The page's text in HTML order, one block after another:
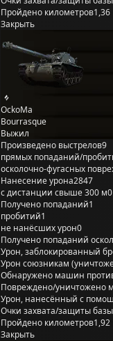
Пройдено километров1,36
Закрыть
OckoMa
Bourrasque
Выжил
Произведено выстрелов9
прямых попаданий/
осколочно-фугасных
Нанесение урона2847
с дистанции свыше 300 м0
Получено попаданий1
пробитий1
не нанёсших урон0
Получено попаданий
Урон, заблокированный
Урон союзникам
Обнаружено машин
Повреждено/уничтожено
Урон, нанесённый с
Очки захвата/защиты базы
Пройдено километров1,92
Закрыть